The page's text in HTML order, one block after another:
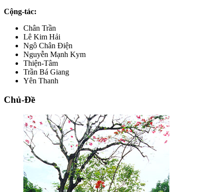
Cộng-tác:
Chân Trần
Lê Kim Hải
Ngô Chân Điện
Nguyễn Mạnh Kym
Thiện-Tâm
Trần Bá Giang
Yên Thanh
Chủ-Đề